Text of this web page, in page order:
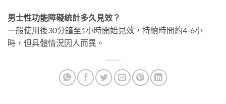
男士性功能障礙統計多久見效？
一般使用後30分鐘至1小時開始見效，持續時間約4-6小
時，但具體情況因人而異。